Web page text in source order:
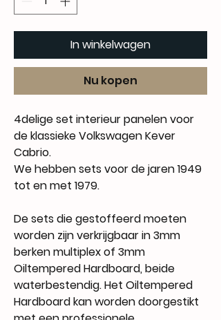
In winkelwagen
Nu kopen
4delige set interieur panelen voor
de klassieke Volkswagen Kever
Cabrio.
We hebben sets voor de jaren 1949
tot en met 1979.
De sets die gestoffeerd moeten
worden zijn verkrijgbaar in 3mm
berken multiplex of 3mm
Oiltempered Hardboard, beide
waterbestendig. Het Oiltempered
Hardboard kan worden doorgestikt